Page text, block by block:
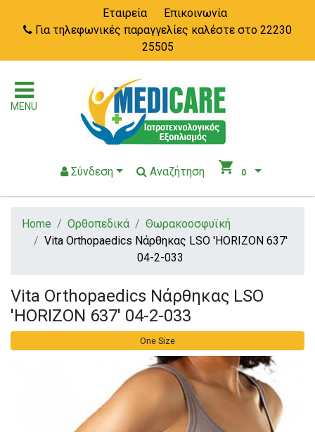
Εταιρεία
Επικοινωνία
Για τηλεφωνικές παραγγελίες καλέστε στο 22230
25505
MENU
Σύνδεση Αναζήτηση shopping_cart 0
Home Ορθοπεδικά
Θωρακοοσφυϊκή
Vita Orthopaedics Νάρθηκας LSO 'HORIZON 637'
04-2-033
Vita Orthopaedics Νάρθηκας LSO
'HORIZON 637' 04-2-033
One Size